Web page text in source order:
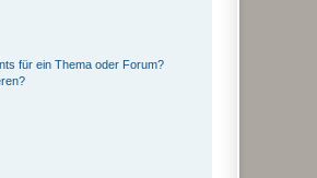
für ein Thema oder Forum?